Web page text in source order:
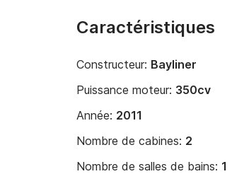
Caractéristiques
Constructeur: Bayliner
Puissance moteur: 350cv
Année: 2011
Nombre de cabines: 2
Nombre de salles de bains: 1